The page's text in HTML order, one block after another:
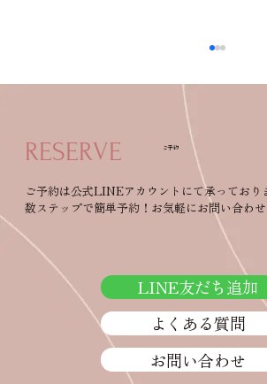
＊ご予約について＊
RESERVE
ご予約は公式LINEアカウントにて承っており
数ステップで簡単予約！お気軽にお問い合わせ
ご予約
LINE友だち追加
よくある質問
お問い合わせ